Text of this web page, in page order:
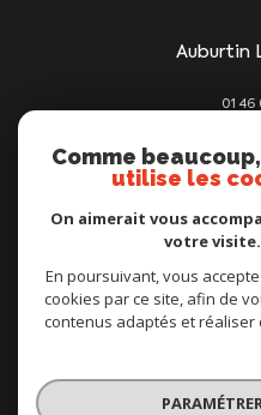
Auburtin
01 46
209 rue du
Nous
Comme
utilise les
On aimerait vous
votre visite.
En poursuivant, vous
cookies par ce site, afin de
contenus adaptés et réaliser
PARAMÉTRER